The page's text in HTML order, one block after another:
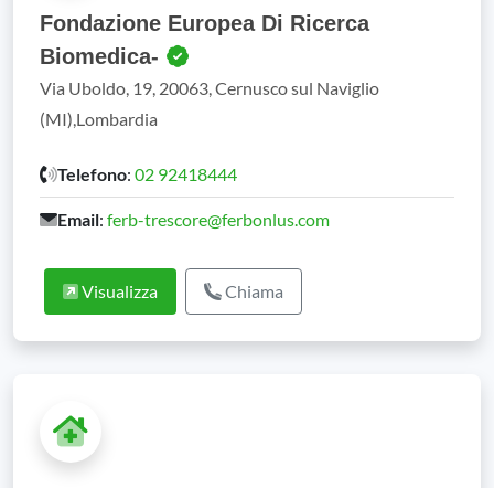
Fondazione Europea Di Ricerca
Biomedica-
Via Uboldo, 19, 20063, Cernusco sul Naviglio
(MI),Lombardia
Telefono: 02 92418444
Email: ferb-trescore@ferbonlus.com
Visualizza Chiama